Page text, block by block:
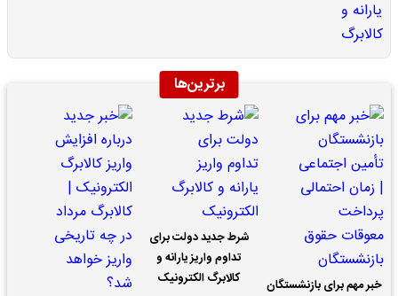
برترین‌ها
خبر مهم برای بازنشستگان
شرط جدید دولت برای
تداوم واریز یارانه و
کالابرگ الکترونیک